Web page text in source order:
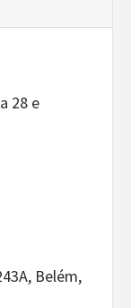
28 e
Belém,